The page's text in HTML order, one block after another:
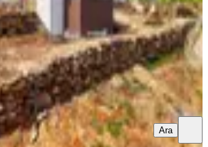
EMLAKHanifi E.
Ara